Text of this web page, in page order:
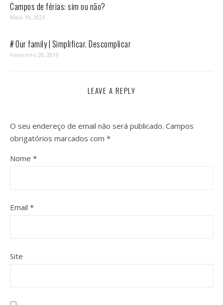
Campos de férias: sim ou não?
Maio 19, 2021
# Our family | Simplificar. Descomplicar
Fevereiro 20, 2019
LEAVE A REPLY
O seu endereço de email não será publicado. Campos
obrigatórios marcados com *
Nome *
Email *
Site